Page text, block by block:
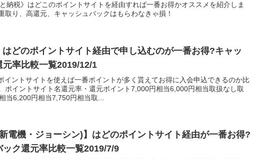
と納税》はどこのポイントサイトを経由すれば一番お得かオススメを紹介しま
取り、高還元、キャッシュバックはもらわなきゃ損！
はどのポイントサイト経由で申し込むのが一番お得?キャッ
元率比較一覧2019/12/1
イントサイトを使えば一番ポイントが多く貰えてお得に入会申込できるのか比
ポイントサイト名還元率・還元ポイント7,000円相当6,000円相当取扱なし取
当6,200円相当7,750円相当取...
電機・ジョーシン)】はどのポイントサイト経由が一番お得?
ック還元率比較一覧2019/7/9